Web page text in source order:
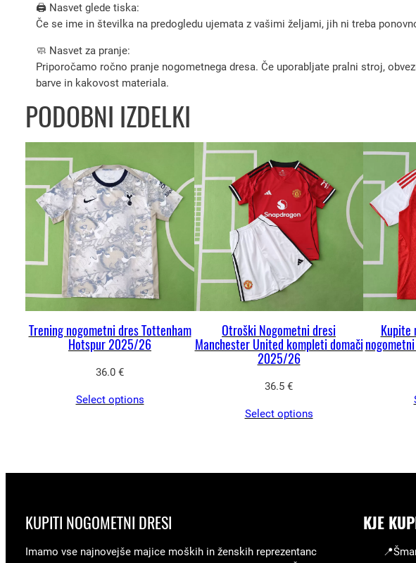
e
o
0
2
m
č
e
k
l
🖨️ Nasvet glede tiska:
Če se ime in številka na predogledu ujemata z vašimi željami, jih ni treba
🧼 Nasvet za pranje:
Priporočamo ročno pranje nogometnega dresa. Če uporabljate pralni stroj,
barve in kakovost materiala.
PODOBNI IZDELKI
Trening nogometni dres Tottenham
Hotspur 2025/26
36.0 €
Select options
Otroški Nogometni dresi
Manchester United kompleti domači
2025/26
36.5 €
Select options
Kupite
KUPITI NOGOMETNI DRESI
Imamo vse najnovejše majice moških in ženskih reprezentanc
KJE